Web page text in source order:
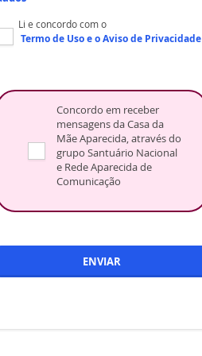
Li e concordo com o
Termo de Usoe oAviso de Privacidade
Concordo em receber
mensagens da Casa da
Mãe Aparecida, através do
grupo Santuário Nacional
e Rede Aparecida de
Comunicação
ENVIAR